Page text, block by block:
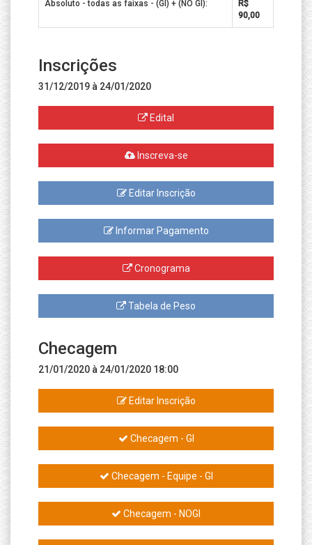
Absoluto - todas as faixas - (GI) + (NO GI):
R$
90,00
Inscrições
31/12/2019 à 24/01/2020
Edital
Inscreva-se
Editar Inscrição
Informar Pagamento
Cronograma
Tabela de Peso
Checagem
21/01/2020 à 24/01/2020 18:00
Editar Inscrição
Checagem - GI
Checagem - Equipe - GI
Checagem - NOGI